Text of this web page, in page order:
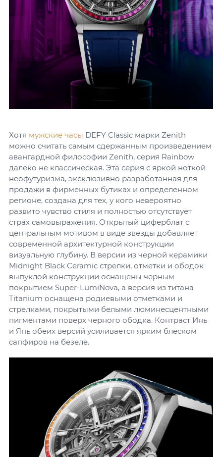
Хотя мужские часы DEFY Classic марки Zenith
можно считать самым сдержанным произведением
авангардной философии Zenith, серия Rainbow
далеко не классическая. Эта серия с яркой ноткой
неофутуризма, эксклюзивно разработанная для
продажи в фирменных бутиках и определенном
регионе, создана для тех, у кого невероятно
развито чувство стиля и полностью отсутствует
страх самовыражения. Открытый циферблат с
центральным мотивом в виде звезды добавляет
современной архитектурной конструкции
визуальную глубину. В версии из черной керамики
Midnight Black Ceramic стрелки, отметки и ободок
выпуклой конструкции оснащены черным
покрытием Super-LumiNova, а версия из титана
Titanium оснащена родиевыми отметками и
стрелками, покрытыми белыми люминесцентными
пигментами поверх черного ободка. Контраст Инь
и Янь обеих версий усиливается ярким блеском
сапфиров на безеле.